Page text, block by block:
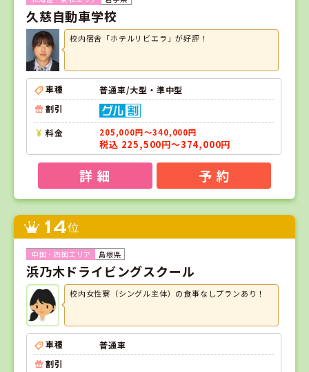
久慈自動車学校
校内宿舎「ホテルリビエラ」が好評！
車種
普通車/大型・準中型
割引
料金 205,000円～340,000円
税込 225,500円～374,000円
詳 細 予 約
14位
島根県
浜乃木ドライビングスクール
校内女性寮（シングル主体）の食事なしプランあり！
車種
普通車
割引